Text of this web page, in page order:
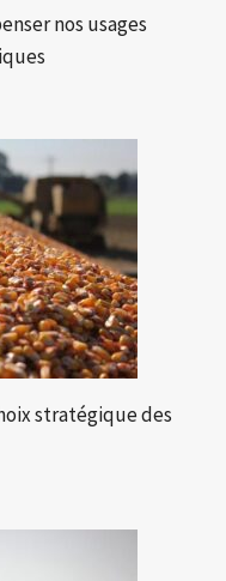
nos usages
stratégique des